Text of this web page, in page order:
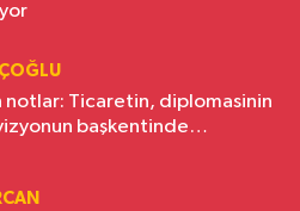
notlar: Ticaretin, diplomasinin
başkentinde